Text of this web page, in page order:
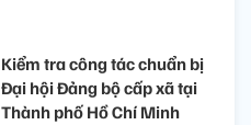
Kiểm tra công tác chuẩn bị
Đại hội Đảng bộ cấp xã tại
Thành phố Hồ Chí Minh